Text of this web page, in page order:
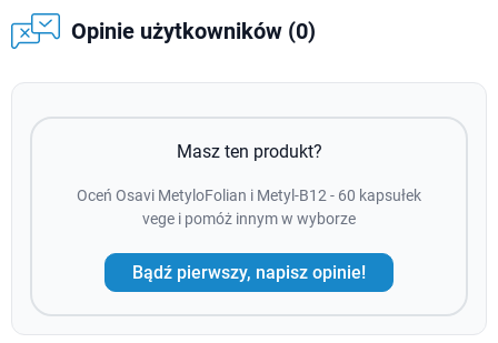
Opinie użytkowników (0)
Masz ten produkt?
Oceń Osavi MetyloFolian i Metyl-B12 - 60 kapsułek
vege i pomóż innym w wyborze
Bądź pierwszy, napisz opinie!